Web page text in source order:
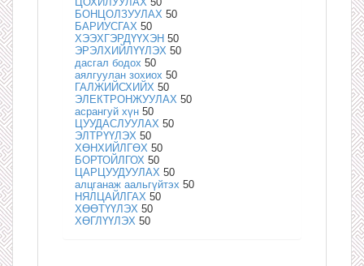
БОНЦОЛЗУУЛАХ 50
БАРИУСГАХ 50
ХЭЭХГЭРДҮҮХЭН 50
ЭРЭЛХИЙЛҮҮЛЭХ 50
дасгал бодох 50
аялгуулан зохиох 50
ГАЛЖИЙСХИЙХ 50
ЭЛЕКТРОНЖУУЛАХ 50
асрангуй хүн 50
ЦУУДАСЛУУЛАХ 50
ЭЛТРҮҮЛЭХ 50
ХӨНХИЙЛГӨХ 50
БОРТОЙЛГОХ 50
ЦАРЦУУДУУЛАХ 50
алцганаж аальгүйтэх 50
НЯЛЦАЙЛГАХ 50
ХӨӨТҮҮЛЭХ 50
ХӨГЛҮҮЛЭХ 50